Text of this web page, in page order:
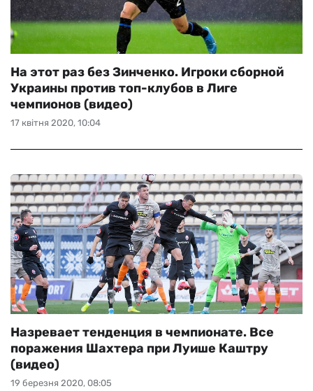
17 квітня 2020, 10:04
На этот раз без Зинченко. Игроки сборной
Украины против топ-клубов в Лиге
чемпионов (видео)
19 березня 2020, 08:05
Назревает тенденция в чемпионате. Все
поражения Шахтера при Луише Каштру
(видео)